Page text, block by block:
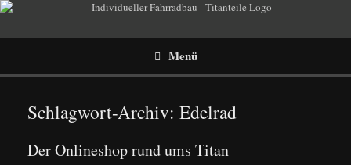
Menü
Schlagwort-Archiv: Edelrad
Der Onlineshop rund ums Titan